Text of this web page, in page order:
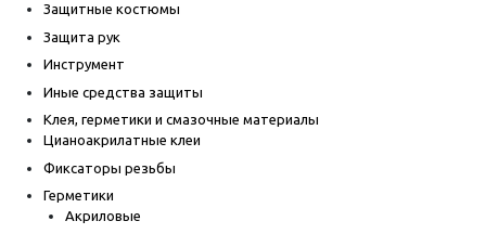
Защитные костюмы
Защита рук
Инструмент
Иные средства защиты
Клея, герметики и смазочные материалы
Цианоакрилатные клеи
Фиксаторы резьбы
Герметики
Акриловые